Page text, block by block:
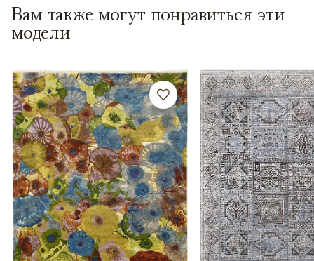
Вам также могут понравиться эти
модели